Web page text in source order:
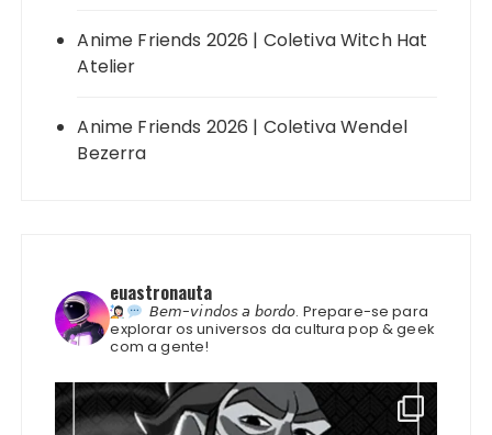
Anime Friends 2026 | Coletiva Witch Hat
Atelier
Anime Friends 2026 | Coletiva Wendel
Bezerra
euastronauta
𝘉𝘦𝘮-𝘷𝘪𝘯𝘥𝘰𝘴 𝘢 𝘣𝘰𝘳𝘥𝘰. Prepare-se para
explorar os universos da cultura pop & geek
com a gente!